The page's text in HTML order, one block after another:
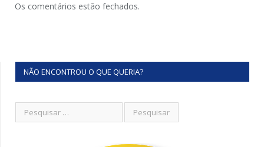
Os comentários estão fechados.
NÃO ENCONTROU O QUE QUERIA?